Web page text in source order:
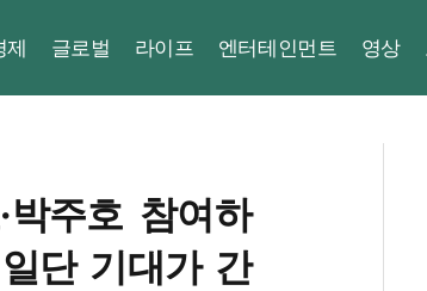
제 글로벌 라이프 엔터테인먼트 영상
박주호 참여하
단 기대가 간